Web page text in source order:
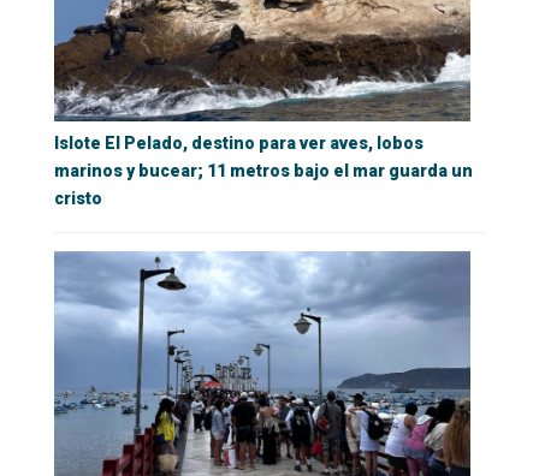
Islote El Pelado, destino para ver aves, lobos
marinos y bucear; 11 metros bajo el mar guarda un
cristo